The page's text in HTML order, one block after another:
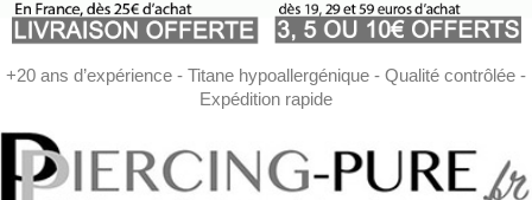
+20 ans d’expérience - Titane hypoallergénique - Qualité contrôlée -
Expédition rapide